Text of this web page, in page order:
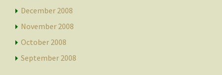
December 2008
November 2008
October 2008
September 2008